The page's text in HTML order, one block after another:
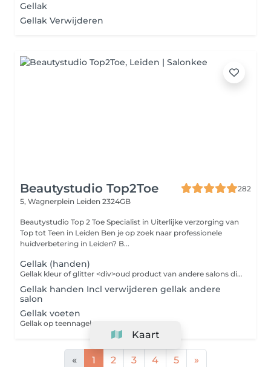
Gellak
Gellak Verwijderen
Beautystudio Top2Toe
282
5, Wagnerplein Leiden 2324GB
Beautystudio Top 2 Toe Specialist in Uiterlijke verzorging van
Top tot Teen in Leiden Ben je op zoek naar professionele
huidverbetering in Leiden? B...
Gellak (handen)
Gellak kleur of glitter <div>oud product van andere salons dient verwijderd te zijn tenzij vooraf anders overeengekomen is met onze stylistes</div>
Gellak handen Incl verwijderen gellak andere
salon
Gellak voeten
Gellak op teennagels
« 1 2 3 4 5 »
Kaart